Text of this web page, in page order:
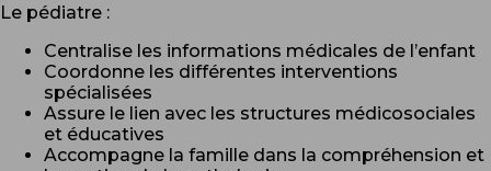
Le pédiatre :
Centralise les informations médicales de l’enfant
Coordonne les différentes interventions
spécialisées
Assure le lien avec les structures médicosociales
et éducatives
Accompagne la famille dans la compréhension et